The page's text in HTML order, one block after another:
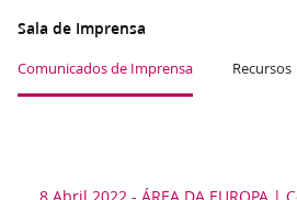
Sala de Imprensa
Comunicados de Imprensa Recursos